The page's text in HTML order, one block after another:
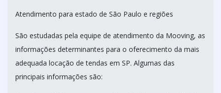
Atendimento para estado de São Paulo e regiões
São estudadas pela equipe de atendimento da Mooving, as
informações determinantes para o oferecimento da mais
adequada locação de tendas em SP. Algumas das
principais informações são: